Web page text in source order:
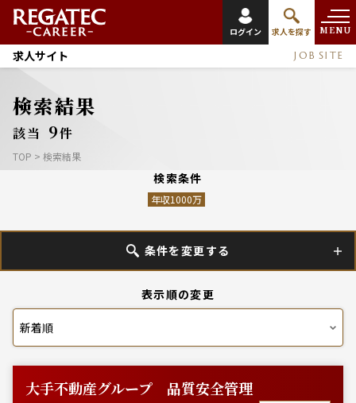
ログイン 求人を探す MENU
求人サイト JOB SITE
検索結果
該当 9件
TOP > 検索結果
検索条件
年収1000万
条件を変更する
表示順の変更
大手不動産グループ 品質安全管理